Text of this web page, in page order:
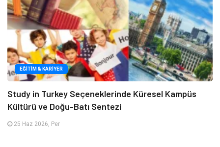
EĞITIM & KARIYER
Study in Turkey Seçeneklerinde Küresel Kampüs
Kültürü ve Doğu-Batı Sentezi
25 Haz 2026, Per